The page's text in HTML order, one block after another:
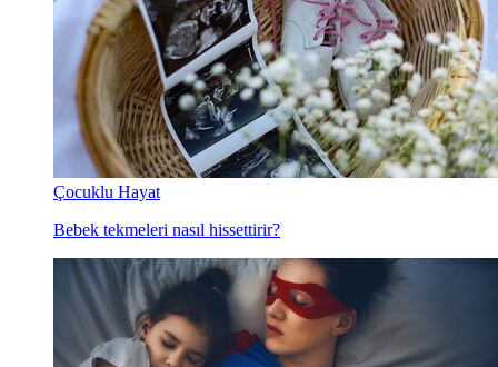
Çocuklu Hayat
Bebek tekmeleri nasıl hissettirir?